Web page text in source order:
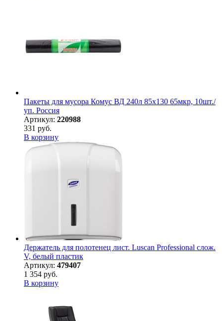
Пакеты для мусора Комус ВД 240л 85х130 65мкр, 10шт./
уп. Россия
Артикул: 220988
331 руб.
В корзину
Держатель для полотенец лист. Luscan Professional слож.
V, белый пластик
Артикул: 479407
1 354 руб.
В корзину